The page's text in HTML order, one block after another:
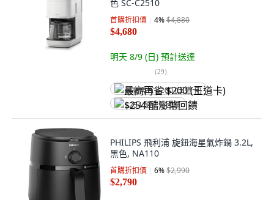
色 SC-C2510
首購折扣價 4%$4,880
$4,680
明天 8/9 (日) 預計送達
(29)
最高再省 $200 (王道卡)
$254 酷澎幣回饋
PHILIPS 飛利浦 旋鈕海星氣炸鍋 3.2L,
黑色, NA110
首購折扣價 6%$2,990
$2,790